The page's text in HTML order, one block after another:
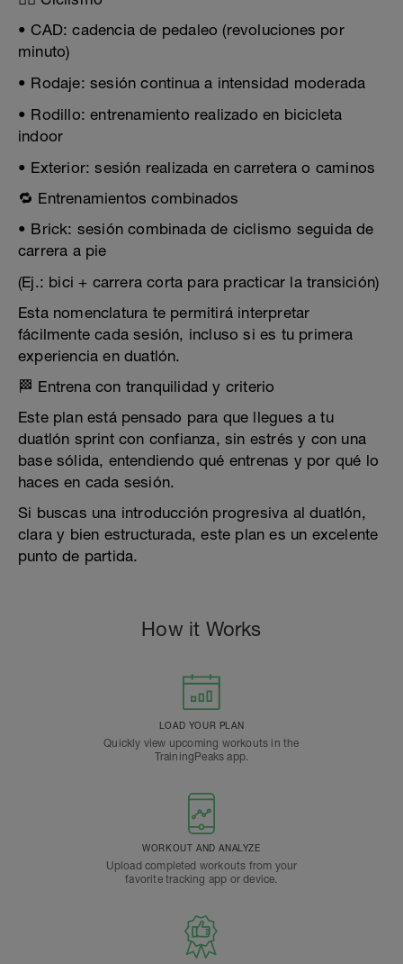
• CAD: cadencia de pedaleo (revoluciones por
minuto)
• Rodaje: sesión continua a intensidad moderada
• Rodillo: entrenamiento realizado en bicicleta
indoor
• Exterior: sesión realizada en carretera o caminos
🔁 Entrenamientos combinados
• Brick: sesión combinada de ciclismo seguida de
carrera a pie
(Ej.: bici + carrera corta para practicar la transición)
Esta nomenclatura te permitirá interpretar
fácilmente cada sesión, incluso si es tu primera
experiencia en duatlón.
🏁 Entrena con tranquilidad y criterio
Este plan está pensado para que llegues a tu
duatlón sprint con confianza, sin estrés y con una
base sólida, entendiendo qué entrenas y por qué lo
haces en cada sesión.
Si buscas una introducción progresiva al duatlón,
clara y bien estructurada, este plan es un excelente
punto de partida.
How it Works
LOAD YOUR PLAN
Quickly view upcoming workouts in the
TrainingPeaks app.
WORKOUT AND ANALYZE
Upload completed workouts from your
favorite tracking app or device.